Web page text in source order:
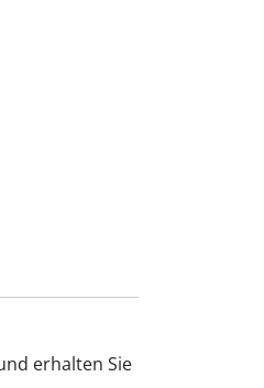
erhalten Sie